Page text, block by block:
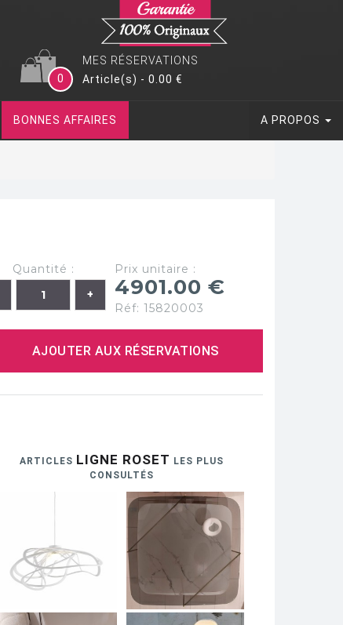
MES RÉSERVATIONS
0
Article(s) - 0.00 €
BONNES AFFAIRES A PROPOS
Quantité : Prix unitaire :
4901.00 €
Réf: 15820003
AJOUTER AUX RÉSERVATIONS
ARTICLES LIGNE ROSET LES PLUS
CONSULTÉS